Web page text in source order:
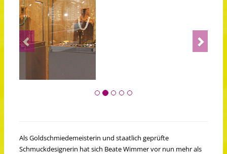
Previous Next
Als Goldschmiedemeisterin und staatlich geprüfte
Schmuckdesignerin hat sich Beate Wimmer vor nun mehr als